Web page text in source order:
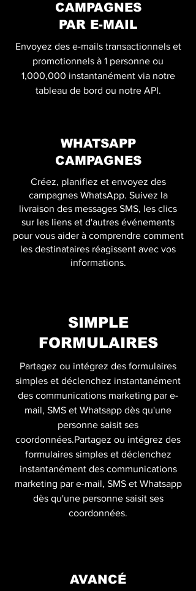
CAMPAGNES
PAR E-MAIL
Envoyez des e-mails transactionnels et
promotionnels à 1 personne ou
1,000,000 instantanément via notre
tableau de bord ou notre API.
WHATSAPP
CAMPAGNES
Créez, planifiez et envoyez des
campagnes WhatsApp. Suivez la
livraison des messages SMS, les clics
sur les liens et d'autres événements
pour vous aider à comprendre comment
les destinataires réagissent avec vos
informations.
SIMPLE
FORMULAIRES
Partagez ou intégrez des formulaires
simples et déclenchez instantanément
des communications marketing par e-
mail, SMS et Whatsapp dès qu'une
personne saisit ses
coordonnées.Partagez ou intégrez des
formulaires simples et déclenchez
instantanément des communications
marketing par e-mail, SMS et Whatsapp
dès qu'une personne saisit ses
coordonnées.
AVANCÉ